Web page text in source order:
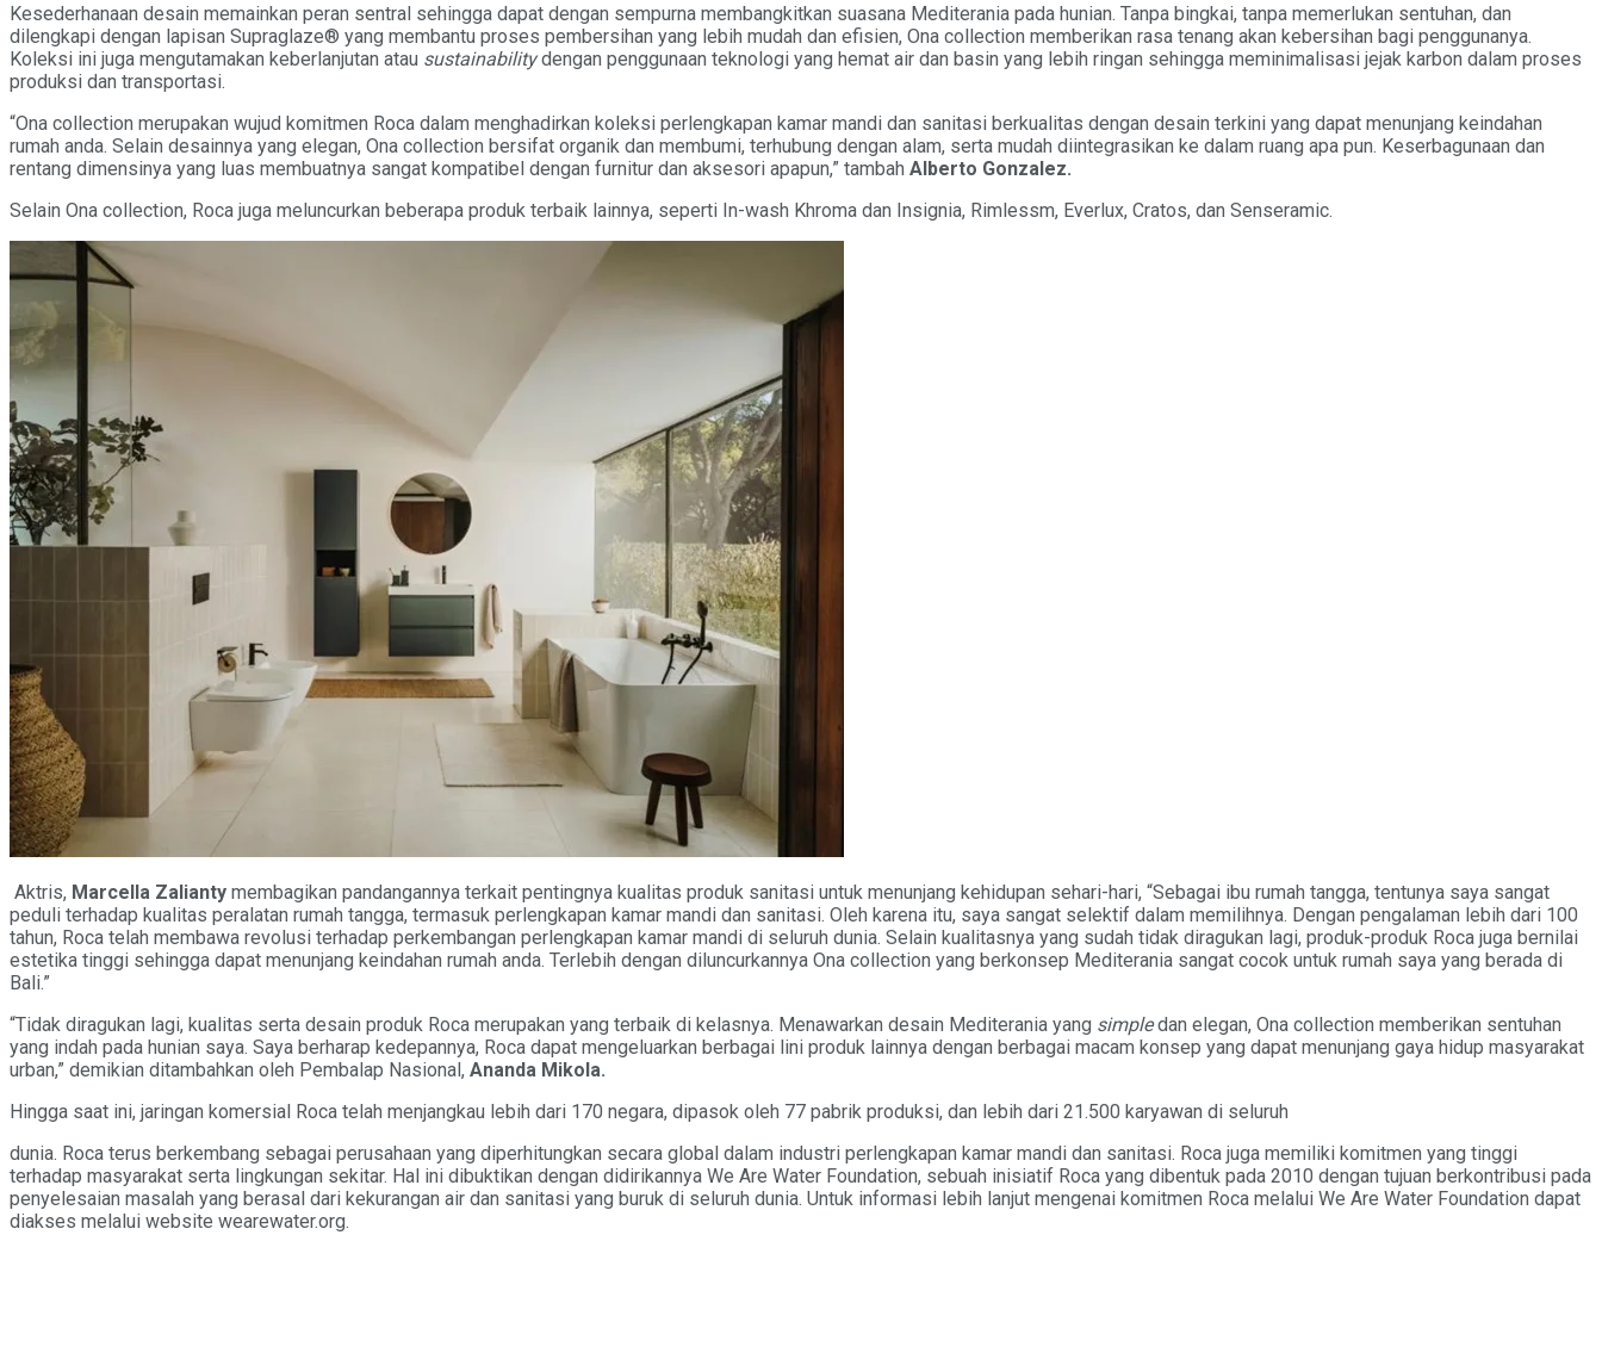
Kesederhanaan desain memainkan peran sentral sehingga dapat dengan sempurna membangkitkan suasana Mediterania pada hunian. Tanpa bingkai, tanpa memerlukan sentuhan, dan
dilengkapi dengan lapisan Supraglaze® yang membantu proses pembersihan yang lebih mudah dan efisien, Ona collection memberikan rasa tenang akan kebersihan bagi penggunanya.
Koleksi ini juga mengutamakan keberlanjutan atau sustainabilitydengan penggunaan teknologi yang hemat air dan basin yang lebih ringan sehingga meminimalisasi jejak karbon dalam proses
produksi dan transportasi.
“Ona collection merupakan wujud komitmen Roca dalam menghadirkan koleksi perlengkapan kamar mandi dan sanitasi berkualitas dengan desain terkini yang dapat menunjang keindahan
rumah anda. Selain desainnya yang elegan, Ona collection bersifat organik dan membumi, terhubung dengan alam, serta mudah diintegrasikan ke dalam ruang apa pun. Keserbagunaan dan
rentang dimensinya yang luas membuatnya sangat kompatibel dengan furnitur dan aksesori apapun,” tambah Alberto Gonzalez.
Selain Ona collection, Roca juga meluncurkan beberapa produk terbaik lainnya, seperti In-wash Khroma dan Insignia, Rimlessm, Everlux, Cratos, dan Senseramic.
Aktris, Marcella Zalianty membagikan pandangannya terkait pentingnya kualitas produk sanitasi untuk menunjang kehidupan sehari-hari, “Sebagai ibu rumah tangga, tentunya saya sangat
peduli terhadap kualitas peralatan rumah tangga, termasuk perlengkapan kamar mandi dan sanitasi. Oleh karena itu, saya sangat selektif dalam memilihnya. Dengan pengalaman lebih dari 100
tahun, Roca telah membawa revolusi terhadap perkembangan perlengkapan kamar mandi di seluruh dunia. Selain kualitasnya yang sudah tidak diragukan lagi, produk-produk Roca juga bernilai
estetika tinggi sehingga dapat menunjang keindahan rumah anda. Terlebih dengan diluncurkannya Ona collection yang berkonsep Mediterania sangat cocok untuk rumah saya yang berada di
Bali.”
“Tidak diragukan lagi, kualitas serta desain produk Roca merupakan yang terbaik di kelasnya. Menawarkan desain Mediterania yang simpledan elegan, Ona collection memberikan sentuhan
yang indah pada hunian saya. Saya berharap kedepannya, Roca dapat mengeluarkan berbagai lini produk lainnya dengan berbagai macam konsep yang dapat menunjang gaya hidup masyarakat
urban,” demikian ditambahkan oleh Pembalap Nasional, Ananda Mikola.
Hingga saat ini, jaringan komersial Roca telah menjangkau lebih dari 170 negara, dipasok oleh 77 pabrik produksi, dan lebih dari 21.500 karyawan di seluruh
dunia. Roca terus berkembang sebagai perusahaan yang diperhitungkan secara global dalam industri perlengkapan kamar mandi dan sanitasi. Roca juga memiliki komitmen yang tinggi
terhadap masyarakat serta lingkungan sekitar. Hal ini dibuktikan dengan didirikannya We Are Water Foundation, sebuah inisiatif Roca yang dibentuk pada 2010 dengan tujuan berkontribusi pada
penyelesaian masalah yang berasal dari kekurangan air dan sanitasi yang buruk di seluruh dunia. Untuk informasi lebih lanjut mengenai komitmen Roca melalui We Are Water Foundation dapat
diakses melalui website wearewater.org.